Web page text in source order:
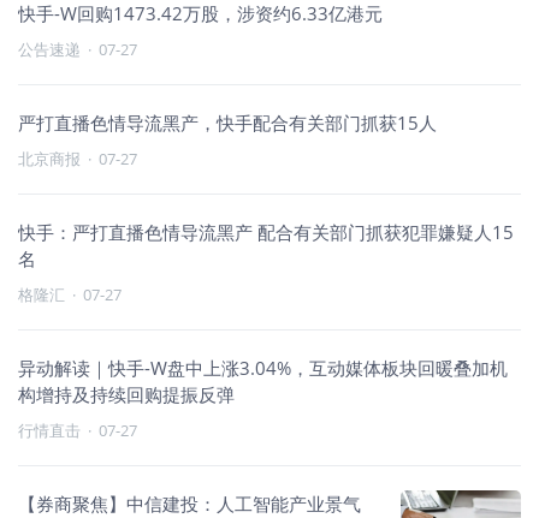
快手-W回购1473.42万股，涉资约6.33亿港元
公告速递 · 07-27
严打直播色情导流黑产，快手配合有关部门抓获15人
北京商报 · 07-27
快手：严打直播色情导流黑产 配合有关部门抓获犯罪嫌疑人15
名
格隆汇 · 07-27
异动解读｜快手-W盘中上涨3.04%，互动媒体板块回暖叠加机
构增持及持续回购提振反弹
行情直击 · 07-27
【券商聚焦】中信建投：人工智能产业景气